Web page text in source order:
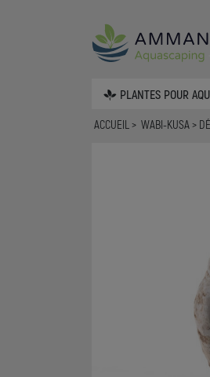
PLANTES POUR
ACCUEIL WABI-KUSA